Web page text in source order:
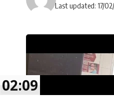
Last updated: 17/
02:09